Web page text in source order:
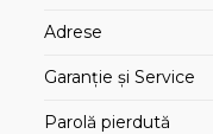
Adrese
Garanție și Service
Parolă pierdută